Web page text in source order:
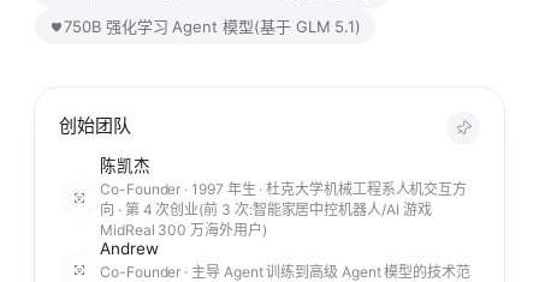
750B 强化学习 Agent 模型(基于 GLM 5.1)
创始团队
陈凯杰
Co-Founder · 1997 年生 · 杜克大学机械工程系人机交互方
向 · 第 4 次创业(前 3 次:智能家居中控机器人/AI 游戏
MidReal 300 万海外用户)
Andrew
Co-Founder · 主导 Agent 训练到高级 Agent 模型的技术范